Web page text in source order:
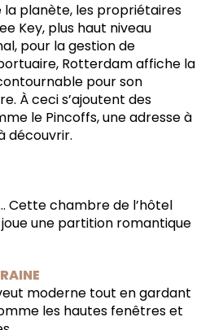
la planète, les propriétaires
Key, plus haut niveau
pour la gestion de
Rotterdam affiche la
pour son
À ceci s’ajoutent des
le Pincoffs, une adresse à
découvrir.
Cette chambre de l’hôtel
une partition romantique
moderne tout en gardant
les hautes fenêtres et